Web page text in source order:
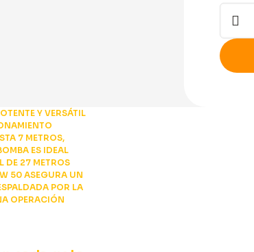
de
2x2
con
Motor
Y VERSÁTIL
7 METROS,
ES IDEAL
DE 27 METROS
50 ASEGURA UN
POR LA
OPERACIÓN